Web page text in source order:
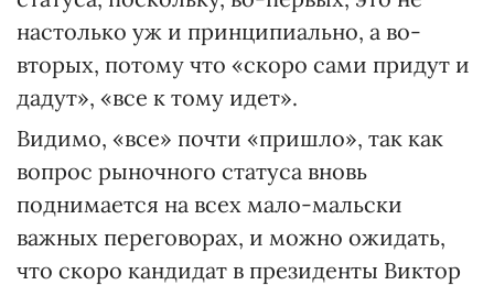
настолько уж и принципиально, а во-
вторых, потому что «скоро сами придут и
дадут», «все к тому идет».
Видимо, «все» почти «пришло», так как
вопрос рыночного статуса вновь
поднимается на всех мало-мальски
важных переговорах, и можно ожидать,
что скоро кандидат в президенты Виктор